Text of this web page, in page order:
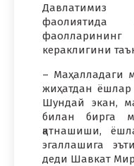
Давлатимиз
кераклигини
– Маҳалладаги
жиҳатдан ёшлар
Шундай экан,
билан бирга
қатнашиши,
эгаллашига
деди Шавкат